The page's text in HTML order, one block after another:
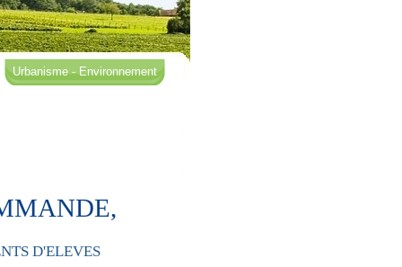
Urbanisme - Environnement
D'ELEVES